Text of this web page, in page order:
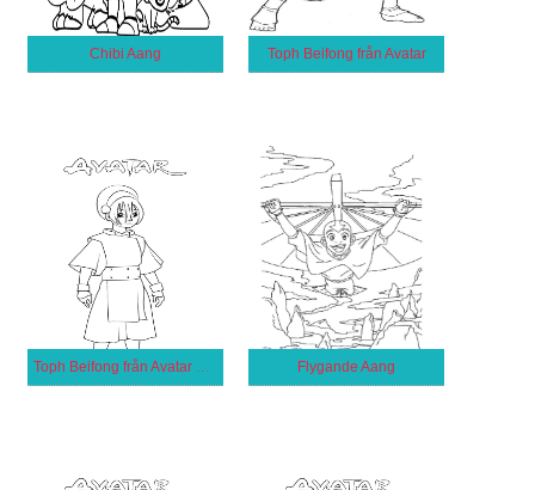
Chibi Aang Toph Beifong från Avatar
Toph Beifong från Avatar Legenden om Aang Flygande Aang